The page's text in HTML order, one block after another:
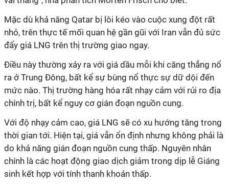
Mặc dù khả năng Qatar bị lôi kéo vào cuộc xung đột rất
nhỏ, trên thực tế mối quan hệ gần gũi với Iran vẫn đủ sức
đẩy giá LNG trên thị trường giao ngay.
Điều này thường xảy ra với giá dầu mỗi khi căng thẳng nổ
ra ở Trung Đông, bất kể sự bùng nổ thực sự dữ dội đến
mức nào. Thị trường hàng hóa rất nhạy cảm với rủi ro địa
chính trị, bất kể nguy cơ gián đoạn nguồn cung.
Với độ nhạy cảm cao, giá LNG sẽ có xu hướng tăng trong
thời gian tới. Hiện tại, giá vẫn ổn định nhưng không phải là
do khả năng gián đoạn nguồn cung thấp. Nguyên nhân
chính là các hoạt động giao dịch giảm trong dịp lễ Giáng
sinh kết hợp với tính thanh khoản thấp.